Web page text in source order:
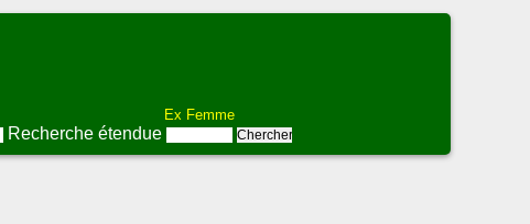
Ex Femme
Recherche étendue